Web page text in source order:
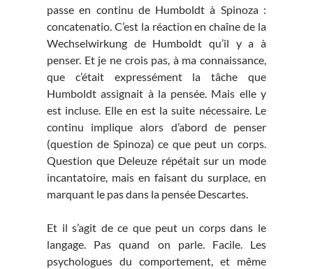
passe en continu de Humboldt à Spinoza :
concatenatio. C’est la réaction en chaîne de la
Wechselwirkung de Humboldt qu’il y a à
penser. Et je ne crois pas, à ma connaissance,
que c’était expressément la tâche que
Humboldt assignait à la pensée. Mais elle y
est incluse. Elle en est la suite nécessaire. Le
continu implique alors d’abord de penser
(question de Spinoza) ce que peut un corps.
Question que Deleuze répétait sur un mode
incantatoire, mais en faisant du surplace, en
marquant le pas dans la pensée Descartes.
Et il s’agit de ce que peut un corps dans le
langage. Pas quand on parle. Facile. Les
psychologues du comportement, et même